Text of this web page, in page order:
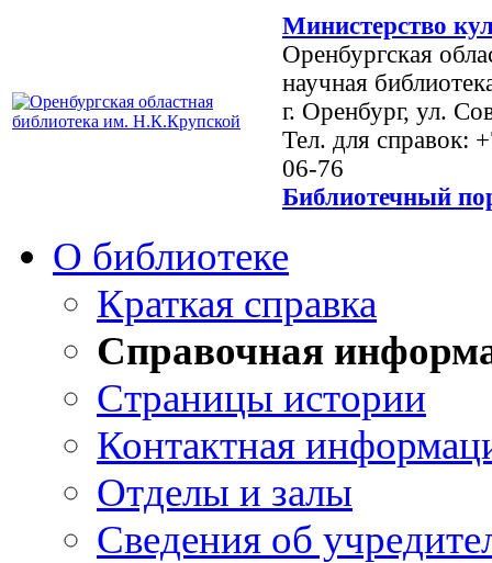
Министерство
Оренбургская
научная
г. Оренбург, ул.
Тел. для справок:
06-76
Библиотечный
О библиотеке
Краткая справка
Справочная
Страницы истории
Контактная
Отделы и залы
Сведения об